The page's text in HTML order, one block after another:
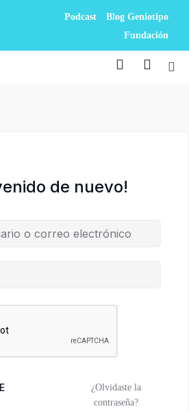
Podcast
Blog Geniotipo
Fundación
de nuevo!
¿Olvidaste la
contraseña?